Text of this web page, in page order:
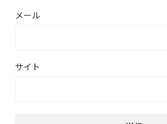
メール
サイト